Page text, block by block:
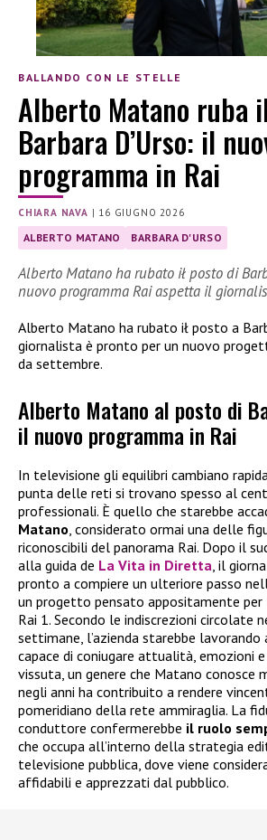
BALLANDO CON LE STELLE
Alberto Matano ruba
Barbara D’Urso: il
programma in Rai
CHIARA NAVA | 16 GIUGNO 2026
ALBERTO MATANO BARBARA D'URSO
Alberto Matano ha rubato ił posto di
nuovo programma Rai aspetta il
Alberto Matano ha rubato ił posto a
giornalista è pronto per un nuovo
da settembre.
Alberto Matano al posto di
il nuovo programma in Rai
In televisione gli equilibri cambiano
punta delle reti si trovano spesso al
professionali. È quello che starebbe
Matano , considerato ormai una delle
riconoscibili del panorama Rai. Dopo il
alla guida de La Vita in Diretta , il
pronto a compiere un ulteriore passo
un progetto pensato appositamente per
Rai 1. Secondo le indiscrezioni circolate
settimane, l’azienda starebbe lavorando
capace di coniugare attualità, emozioni
vissuta, un genere che Matano conosce
negli anni ha contribuito a rendere
pomeridiano della rete ammiraglia. La
conduttore confermerebbe il ruolo
che occupa all’interno della strategia
televisione pubblica, dove viene
affidabili e apprezzati dal pubblico.